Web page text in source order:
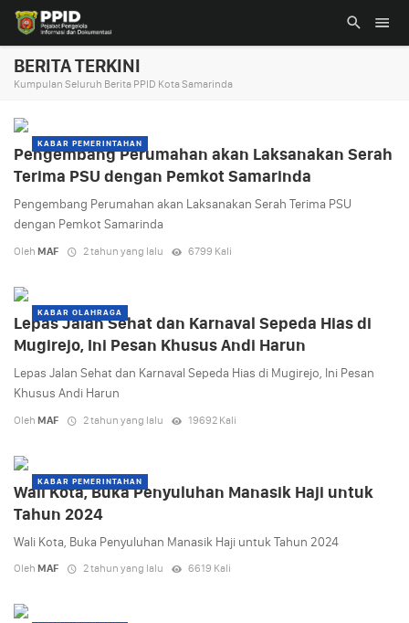
BERITA TERKINI
Kumpulan Seluruh Berita PPID Kota Samarinda
KABAR PEMERINTAHAN
Pengembang Perumahan akan Laksanakan Serah
Terima PSU dengan Pemkot Samarinda
Pengembang Perumahan akan Laksanakan Serah Terima PSU
dengan Pemkot Samarinda
Oleh MAF 2 tahun yang lalu 6799 Kali
KABAR OLAHRAGA
Lepas Jalan Sehat dan Karnaval Sepeda Hias di
Mugirejo, Ini Pesan Khusus Andi Harun
Lepas Jalan Sehat dan Karnaval Sepeda Hias di Mugirejo, Ini Pesan
Khusus Andi Harun
Oleh MAF 2 tahun yang lalu 19692 Kali
KABAR PEMERINTAHAN
Wali Kota, Buka Penyuluhan Manasik Haji untuk
Tahun 2024
Wali Kota, Buka Penyuluhan Manasik Haji untuk Tahun 2024
Oleh MAF 2 tahun yang lalu 6619 Kali